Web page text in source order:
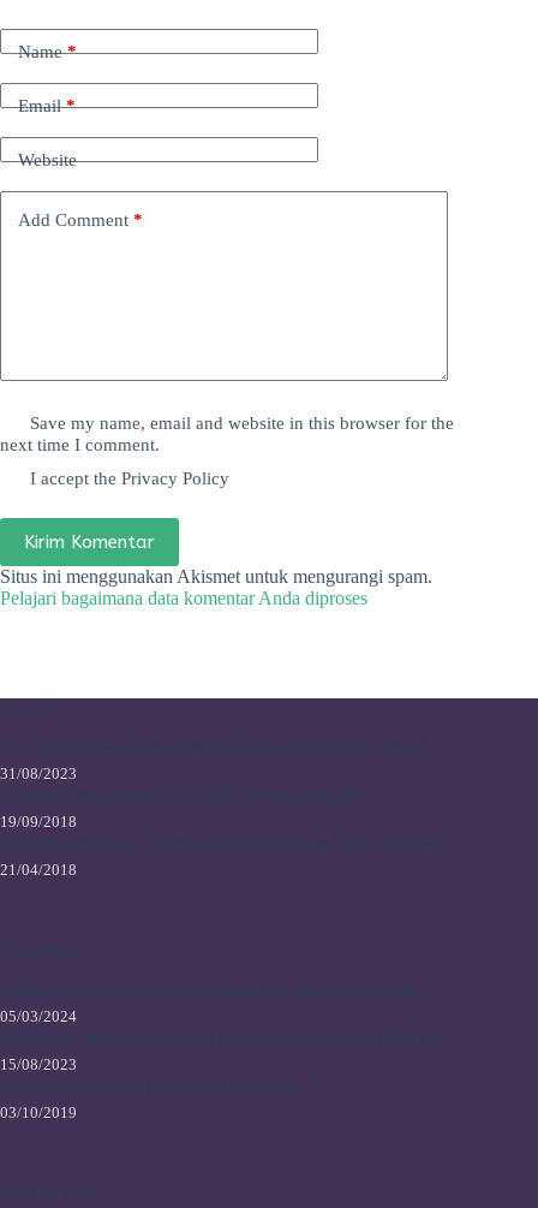
Name*
Email*
Website
Add Comment *
Save my name, email and website in this browser for the
next time I comment.
I accept thePrivacy Policy
Kirim Komentar
Situs ini menggunakan Akismet untuk mengurangi spam.
Pelajari bagaimana data komentar Anda diproses
31/08/2023
19/09/2018
21/04/2018
05/03/2024
15/08/2023
03/10/2019